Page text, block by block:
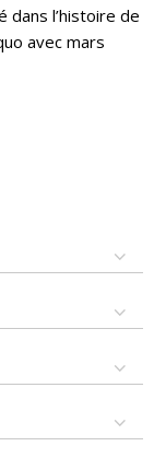
dans l’histoire de
avec mars